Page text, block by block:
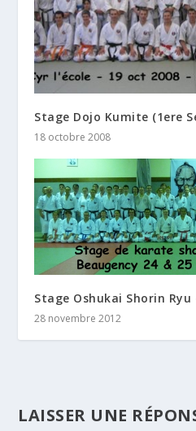
Stage Dojo Kumite (1ere
18 octobre 2008
Stage Oshukai Shorin Ryu
28 novembre 2012
LAISSER UNE